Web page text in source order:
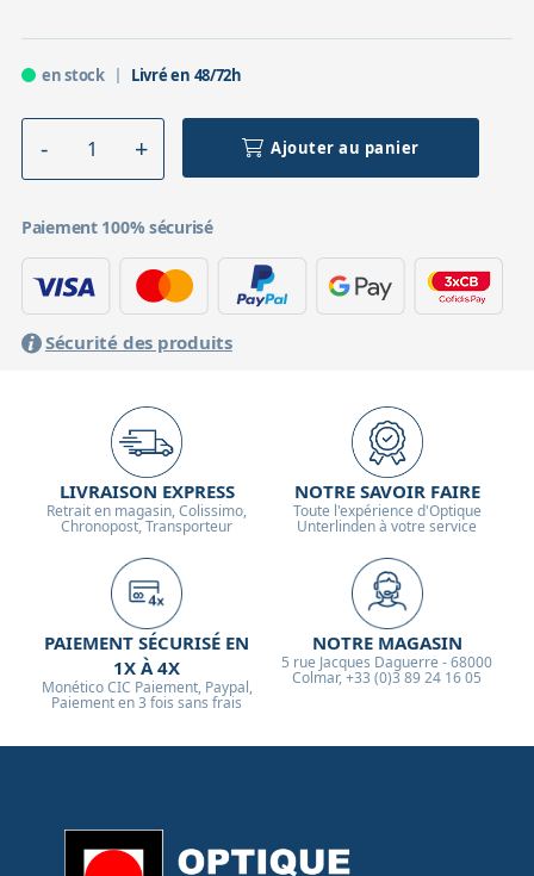
en stock Livré en 48/72h
Ajouter au panier
Paiement 100% sécurisé
Sécurité des produits
LIVRAISON EXPRESS
Retrait en magasin, Colissimo,
Chronopost, Transporteur
NOTRE SAVOIR FAIRE
Toute l'expérience d'Optique
Unterlinden à votre service
PAIEMENT SÉCURISÉ EN
1X À 4X
Monético CIC Paiement, Paypal,
Paiement en 3 fois sans frais
NOTRE MAGASIN
5 rue Jacques Daguerre - 68000
Colmar, +33 (0)3 89 24 16 05